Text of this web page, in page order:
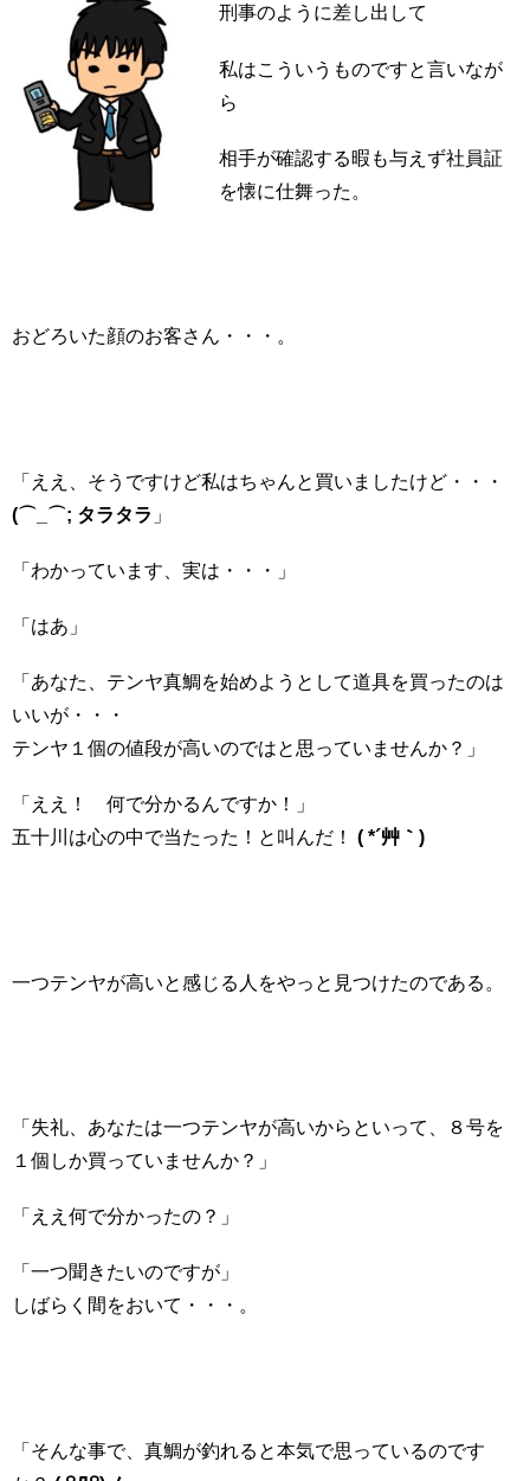
刑事のように差し出して
私はこういうものですと言いなが
ら
相手が確認する暇も与えず社員証
を懐に仕舞った。
おどろいた顔のお客さん・・・。
「ええ、そうですけど私はちゃんと買いましたけど・・・
(⌒_⌒; タラタラ 」
「わかっています、実は・・・」
「はあ」
「あなた、テンヤ真鯛を始めようとして道具を買ったのは
いいが・・・
テンヤ１個の値段が高いのではと思っていませんか？」
「ええ！ 何で分かるんですか！」
五十川は心の中で当たった！と叫んだ！ ( *´艸｀)
一つテンヤが高いと感じる人をやっと見つけたのである。
「失礼、あなたは一つテンヤが高いからといって、８号を
１個しか買っていませんか？」
「ええ何で分かったの？」
「一つ聞きたいのですが」
しばらく間をおいて・・・。
「そんな事で、真鯛が釣れると本気で思っているのです